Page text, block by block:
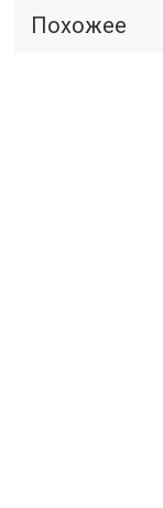
Похожее